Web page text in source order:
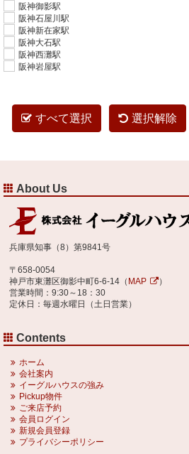
阪神御影駅
阪神石屋川駅
阪神新在家駅
阪神大石駅
阪神西灘駅
阪神岩屋駅
すべて選択 選択解除
About Us
兵庫県知事（8）第9841号
〒658-0054
神戸市東灘区御影中町6-6-14（ MAP
）
営業時間：9:30～18：30
定休日：毎週水曜日（土日営業）
Contents
ホーム
会社案内
イーグルハウスの強み
Pickup物件
ご来店予約
会員ログイン
新規会員登録
プライバシーポリシー